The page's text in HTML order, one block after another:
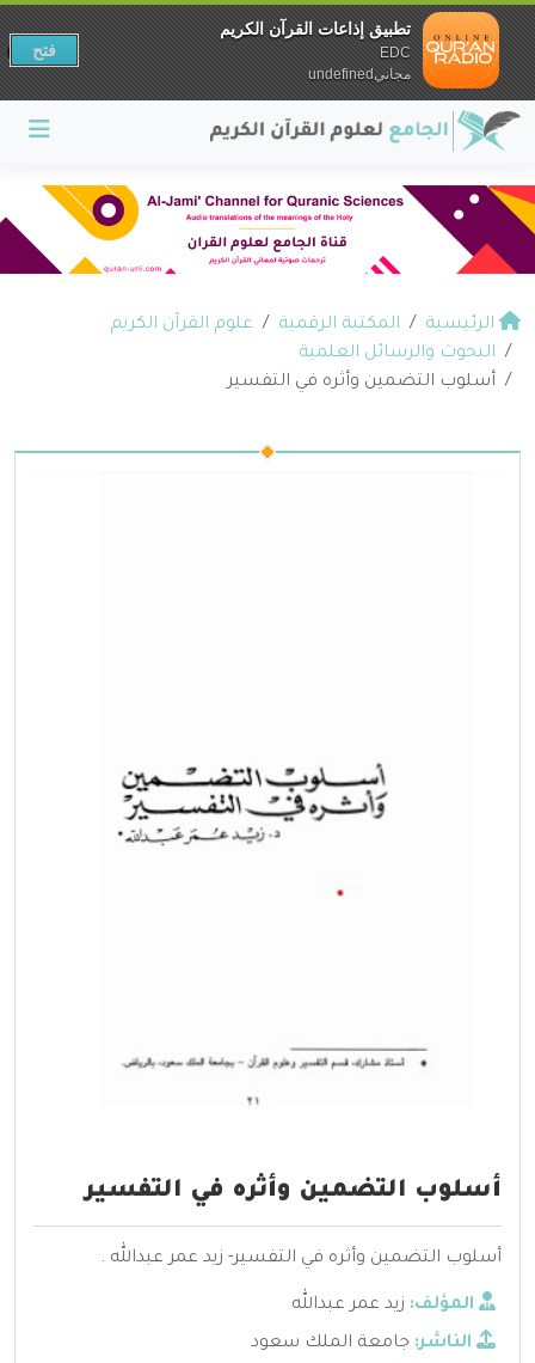
الرئيسية المكتبة الرقمية
علوم القرآن الكريم
البحوث والرسائل العلمية
أسلوب التضمين وأثره في التفسير
أسلوب التضمين وأثره في التفسير
أسلوب التضمين وأثره في التفسير- زيد عمر عبدالله .
المؤلف: زيد عمر عبدالله
الناشر: جامعة الملك سعود
تطبيق إذاعات القرآن الكريم
EDC
مجانيundefined
فتح